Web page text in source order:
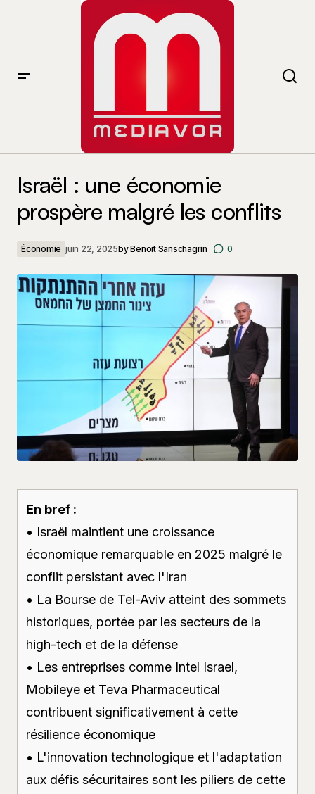
Israël : une économie
prospère malgré les conflits
Économie juin 22, 2025byBenoit Sanschagrin 0
En bref :
• Israël maintient une croissance
économique remarquable en 2025 malgré le
conflit persistant avec l'Iran
• La Bourse de Tel-Aviv atteint des sommets
historiques, portée par les secteurs de la
high-tech et de la défense
• Les entreprises comme Intel Israel,
Mobileye et Teva Pharmaceutical
contribuent significativement à cette
résilience économique
• L'innovation technologique et l'adaptation
aux défis sécuritaires sont les piliers de cette